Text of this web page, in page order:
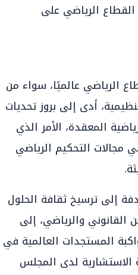
القطاع الرياضي على
الرياضي عالميًا، سواء من
أدى إلى بروز تحديات
المعقدة، الأمر الذي
مجالات التحكيم الرياضي
إلى ترسيخ ثقافة الحلول
القانوني والرياضي، إلى
المستجدات العالمية في
الاستشارية لدى المجلس